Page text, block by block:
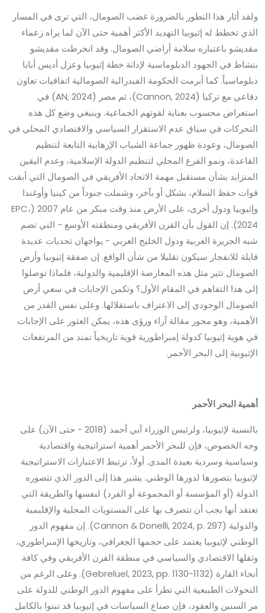
ولقد أثار هذا التطور بالضرورة غضب الصومال، التي ترى في المسار
الذي تخطط له إثيوبيا التهديد الأكثر أهمية حتى الآن لما يراه زعماء
مقديشو باعتباره سلامة أراضي الصومال. وقد انخرطت مقديشو
بنشاط في الجهود الدبلوماسية لإدانة خطة إثيوبيا وعزل أديس أبابا
دبلوماسياً. كما أبرمت الحكومة الفيدرالية الصومالية اتفاقيات تعاون
دفاعي مع تركيا (Cannon, 2024)، ثم مصر (AN, 2024) في
استعراض محسوب بعناية لقوتهم الجماعية. وينبغي وضع كل هذه
التحركات في سياق عدم الاستقرار السياسي والاقتصادي المحلي في
الصومال، وعودة ظهور جماعة الشباب الإرهابية التابعة لتنظيم
القاعدة، ونمو الفرع المحلي لتنظيم الدولة الإسلامية، وعدم اليقين
المتزايد بشأن مستقبل مهمة الاتحاد الأفريقي في الصومال التي أبقت
قوات حفظ السلام، بشكل أو بآخر، وشملت جنوداً من كينيا وأوغندا
وإثيوبيا ودول أخرى، على الأرض منذ وقت مبكر من عام 2007 (EPC،
2024). إن القول بأن القرن الأفريقي ومنطقته الأوسع - التي تضم
شبه الجزيرة العربية ودول الخليج العربي - يواجهان تحديات عديدة
قابلة للانفجار سيكون تقليلا من شأن الواقع. إن صفقة إثيوبيا وأرض
الصومال تثير مثل هذه المعارضة الإقليمية والدولية، فلماذا توصلوا
إلى هذا التفاهم في المقام الأول؟ وتكمن الإجابات في سعي أرض
الصومال الوجودي إلى الاعتراف باستقلالها. وعلى نفس القدر من
الأهمية، وهو محور مقالة آراء ورؤى هذه، يمكن العثور على الإجابات
في هوية إثيوبيا كدولة إمبراطورية قوية تاريخياً تمتد من المرتفعات
الإثيوبية إلى البحر الأحمر.
أهمية البحر الأحمر
بالنسبة لإثيوبيا، ولرئيس الوزراء آبي أحمد (2018 - حتى الآن) على
وجه الخصوص، فإن للبحر الأحمر أهمية استراتيجية واقتصادية
وسياسية وسردية بعيدة المدى. أولاً، ترتبط الاعتبارات الاستراتيجية
لإثيوبيا بتصورها لدورها الوطني. يشير هذا إلى الدور الذي تتصوره
الدولة (أو المؤسسة أو المجموعة أو الفرد) لنفسها والطريقة التي
تعتقد أنها يجب أن تتصرف بها على المستويات المحلية والإقليمية
والدولية (Cannon & Donelli, 2024, p. 297). إن مفهوم الدور
الوطني لإثيوبيا يعتمد على حجمها الجغرافي، وتاريخها الإمبراطوري،
وثقلها الاقتصادي والسياسي في منطقة القرن الأفريقي وفي كافة
أنحاء القارة (Gebreluel, 2023, pp. 1130-1132). وعلى الرغم من
التحولات الطبيعية التي تطرأ على مفهوم الدور الوطني للدولة على
مر السنين والعقود، فإن صناع السياسات في إثيوبيا قد تبنوا بالكامل